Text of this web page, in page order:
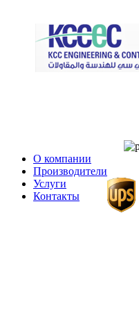
О компании
Производители
Услуги
Контакты